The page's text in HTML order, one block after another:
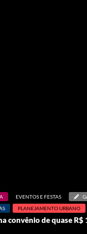
EVENTOS E FESTAS
PLANEJAMENTO URBANO
convênio de quase